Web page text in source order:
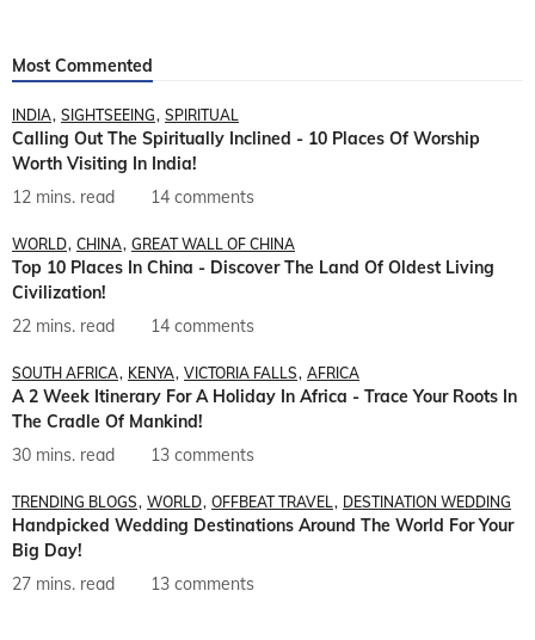
Most Commented
INDIA SIGHTSEEING SPIRITUAL
Calling Out The Spiritually Inclined - 10 Places Of Worship
Worth Visiting In India!
12 mins. read
14 comments
WORLD CHINA GREAT WALL OF CHINA
Top 10 Places In China - Discover The Land Of Oldest Living
Civilization!
22 mins. read
14 comments
SOUTH AFRICA KENYA VICTORIA FALLS AFRICA
A 2 Week Itinerary For A Holiday In Africa - Trace Your Roots In
The Cradle Of Mankind!
30 mins. read
13 comments
TRENDING BLOGS WORLD OFFBEAT TRAVEL DESTINATION WEDDING
Handpicked Wedding Destinations Around The World For Your
Big Day!
27 mins. read
13 comments